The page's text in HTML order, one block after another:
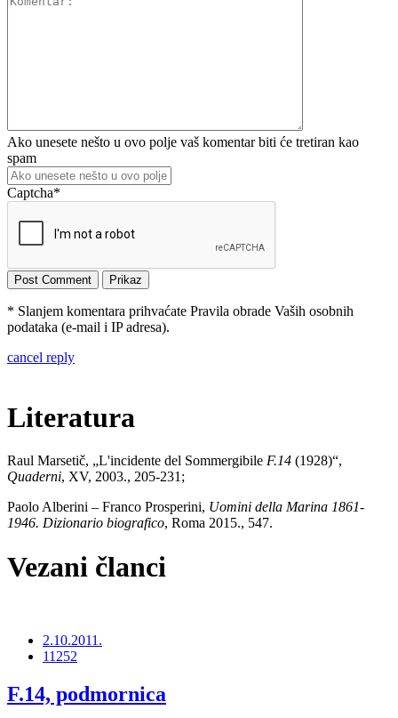
Ako unesete nešto u ovo polje vaš komentar biti će tretiran kao
spam
Captcha*
* Slanjem komentara prihvaćate Pravila obrade Vaših osobnih
podataka (e-mail i IP adresa).
cancel reply
Literatura
Raul Marsetič, „L'incidente del Sommergibile F.14 (1928)“,
Quaderni, XV, 2003., 205-231;
Paolo Alberini – Franco Prosperini, Uomini della Marina 1861-
1946. Dizionario biografico, Roma 2015., 547.
Vezani članci
2.10.2011.
11252
F.14, podmornica